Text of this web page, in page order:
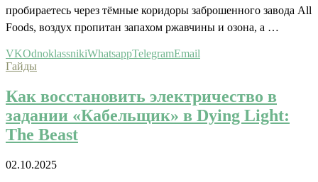
пробираетесь через тёмные коридоры заброшенного завода All
Foods, воздух пропитан запахом ржавчины и озона, а …
VKOdnoklassnikiWhatsappTelegramEmail
Гайды
Как восстановить электричество в
задании «Кабельщик» в Dying Light:
The Beast
02.10.2025